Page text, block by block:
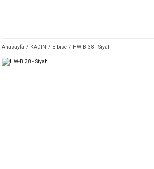
Anasayfa KADIN Elbise HW-B 38 - Siyah